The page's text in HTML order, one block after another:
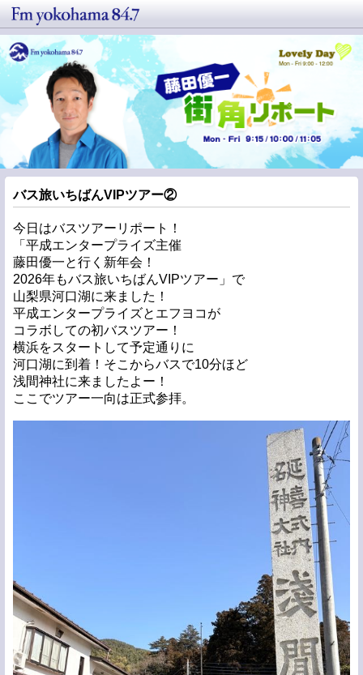
バス旅いちばんVIPツアー②
今日はバスツアーリポート！
「平成エンタープライズ主催
藤田優一と行く新年会！
2026年もバス旅いちばんVIPツアー」で
山梨県河口湖に来ました！
平成エンタープライズとエフヨコが
コラボしての初バスツアー！
横浜をスタートして予定通りに
河口湖に到着！そこからバスで10分ほど
浅間神社に来ましたよー！
ここでツアー一向は正式参拝。